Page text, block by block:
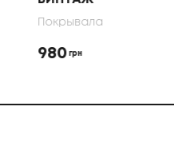
Покрывала
980 грн